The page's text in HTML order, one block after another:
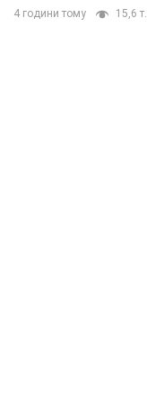
4 години тому 15,6 т.